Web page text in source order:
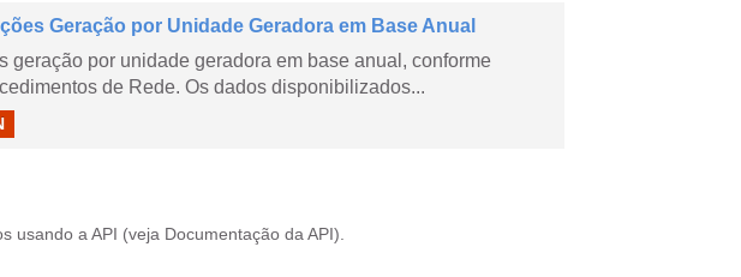
Geração por Unidade Geradora em Base Anual
geração por unidade geradora em base anual, conforme
de Rede. Os dados disponibilizados...
usando a API (veja Documentação da API ).